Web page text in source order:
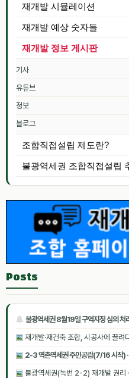
재개발 시뮬레이션
재개발 예상 숫자들
재개발 정보 게시판
기사
유튜브
정보
블로그
조합직접설립 제도란?
불광역세권 조합직접설립
Posts
불광역세권 8월19일 구역지정 심의 처
재개발·재건축 조합, 시공사에 끌려
2-3 역촌역세권 주민공람(7/16 시작)
불광역세권(녹번 2-2) 재개발 권